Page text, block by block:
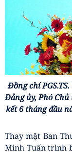
Đồng chí
Đảng ủy, Phó
kết 6 tháng đầu
Thay mặt Ban
Minh Tuấn trình